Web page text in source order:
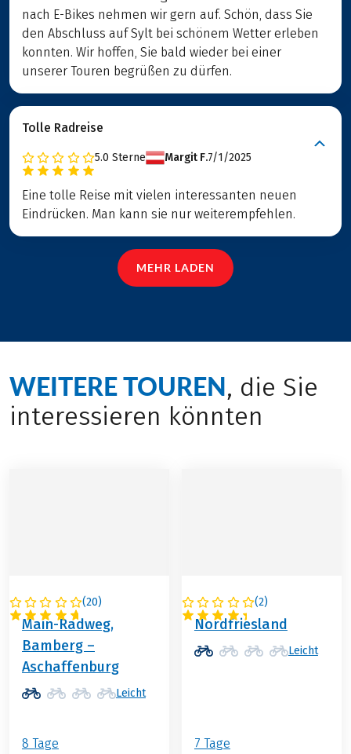
nach E-Bikes nehmen wir gern auf. Schön, dass Sie
den Abschluss auf Sylt bei schönem Wetter erleben
konnten. Wir hoffen, Sie bald wieder bei einer
unserer Touren begrüßen zu dürfen.
Tolle Radreise
5.0 Sterne Margit F.7/1/2025
Eine tolle Reise mit vielen interessanten neuen
Eindrücken. Man kann sie nur weiterempfehlen.
MEHR LADEN
WEITERE TOUREN, die Sie
interessieren könnten
(20)
DEUTSCHLAND
Main-Radweg,
Bamberg –
Aschaffenburg
Leicht
8 Tage
(2)
DEUTSCHLAND
Nordfriesland
Leicht
7 Tage